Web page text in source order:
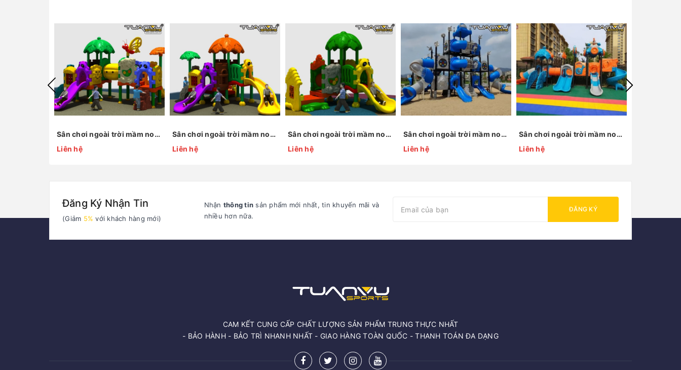
Sân chơi ngoài trời mầm non KP-QS001
Liên hệ
Sân chơi ngoài trời mầm non KP-QS002
Liên hệ
Sân chơi ngoài trời mầm non KP-QS004
Liên hệ
Sân chơi ngoài trời mầm non KP-XAL027
Liên hệ
Sân chơi ngoài trời mầm non KP-XAL110
Liên hệ
Đăng Ký Nhận Tin
(Giảm 5% với khách hàng mới)
Nhận thông tin sản phẩm mới nhất, tin khuyến mãi và
nhiều hơn nữa.
ĐĂNG KÝ
CAM KẾT CUNG CẤP CHẤT LƯỢNG SẢN PHẨM TRUNG THỰC NHẤT
- BẢO HÀNH - BẢO TRÌ NHANH NHẤT - GIAO HÀNG TOÀN QUỐC - THANH TOÁN ĐA DẠNG